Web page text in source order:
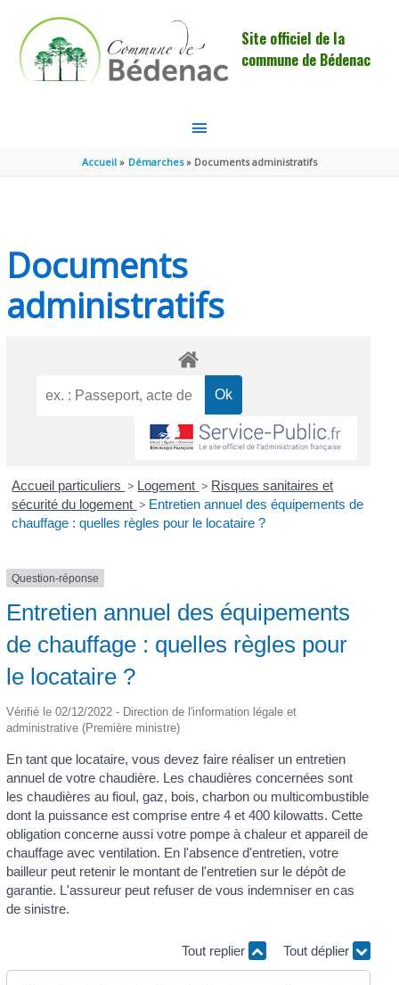
Site officiel de la
commune de Bédenac
MENU
PRINCIPAL
Accueil Démarches Documents administratifs
Documents
administratifs
Accueil particuliers > Logement > Risques sanitaires et
sécurité du logement > Entretien annuel des équipements de
chauffage : quelles règles pour le locataire ?
Question-réponse
Entretien annuel des équipements
de chauffage : quelles règles pour
le locataire ?
Vérifié le 02/12/2022 - Direction de l'information légale et
administrative (Première ministre)
En tant que locataire, vous devez faire réaliser un entretien
annuel de votre chaudière. Les chaudières concernées sont
les chaudières au fioul, gaz, bois, charbon ou multicombustible
dont la puissance est comprise entre 4 et 400 kilowatts. Cette
obligation concerne aussi votre pompe à chaleur et appareil de
chauffage avec ventilation. En l'absence d'entretien, votre
bailleur peut retenir le montant de l'entretien sur le dépôt de
garantie. L'assureur peut refuser de vous indemniser en cas
de sinistre.
Tout replier Tout déplier